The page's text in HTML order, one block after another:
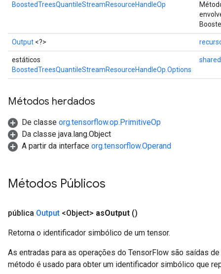
BoostedTreesQuantileStreamResourceHandleOp
Output <?>
estáticos
BoostedTreesQuantileStreamResourceHandleOp.Options
Métodos herdados
De classe org.tensorflow.op.PrimitiveOp
Da classe java.lang.Object
A partir da interface org.tensorflow.Operand
Métodos Públicos
pública Output <Object> asOutput ()
Retorna o identificador simbólico de um tensor.
As entradas para as operações do TensorFlow são saídas
método é usado para obter um identificador simbólico que